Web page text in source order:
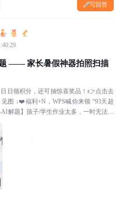
写回答
题 —— 家长暑假神器拍照扫描
日领积分，还可抽惊喜奖品！👉点击去
图 ↓❤️福利+N，WPS喊你来领 “93天超
解题】孩子/学生作业太多，一时无法快
...